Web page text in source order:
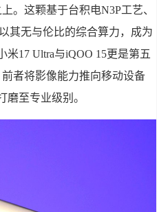
。这颗基于台积电N3P工艺、
其无与伦比的综合算力，成为
17 Ultra与iQOO 15更是第五
者将影像能力推向移动设备
磨至专业级别。